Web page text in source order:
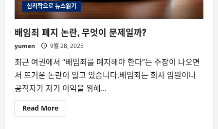
심리학으로 뉴스읽기
배임죄 폐지 논란, 무엇이 문제일까?
yumen 9월 28, 2025
최근 여권에서 “배임죄를 폐지해야 한다”는 주장이 나오면
서 뜨거운 논란이 일고 있습니다.배임죄는 회사 임원이나
공직자가 자기 이익을 위해...
Read MoreRead
more